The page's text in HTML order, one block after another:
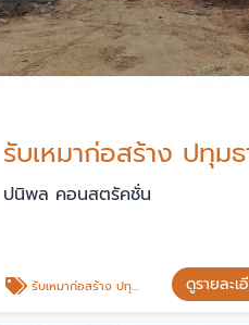
รับเหมาก่อสร้าง ปทุม
ปนิพล คอนสตรัคชั่น
รับเหมาก่อสร้าง ปทุมธานี ดูรายละเ